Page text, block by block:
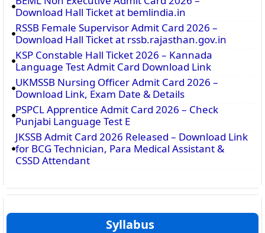
Download Hall Ticket at bemlindia.in
RSSB Female Supervisor Admit Card 2026 –
Download Hall Ticket at rssb.rajasthan.gov.in
KSP Constable Hall Ticket 2026 – Kannada
Language Test Admit Card Download Link
UKMSSB Nursing Officer Admit Card 2026 –
Download Link, Exam Date & Details
PSPCL Apprentice Admit Card 2026 – Check
Punjabi Language Test E
JKSSB Admit Card 2026 Released – Download Link
for BCG Technician, Para Medical Assistant &
CSSD Attendant
Syllabus